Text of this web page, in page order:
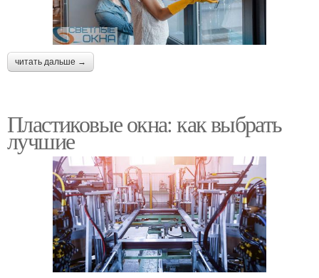
читать дальше →
Пластиковые окна: как выбрать
лучшие